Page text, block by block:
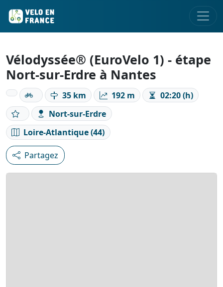
Vélodyssée® (EuroVelo 1) - étape
Nort-sur-Erdre à Nantes
35 km 192 m
02:20 (h)
Nort-sur-Erdre
Loire-Atlantique (44)
Partagez